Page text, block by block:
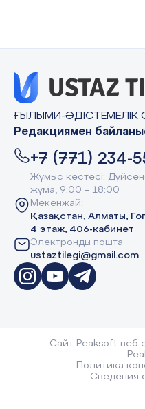
ҒЫЛЫМИ-ӘДІСТЕМЕЛІК
Редакциямен
+7 (771) 234-
Жұмыс кестесі:
жұма, 9:00 – 18:00
Мекенжай:
Қазақстан, Алматы,
4 этаж, 406-кабинет
Электронды пошта
ustaztilegi@gmail.com
Сайт Peaksoft веб-
Политика
Сведения